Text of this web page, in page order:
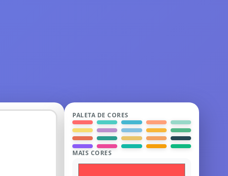
PALETA DE CORES
MAIS CORES